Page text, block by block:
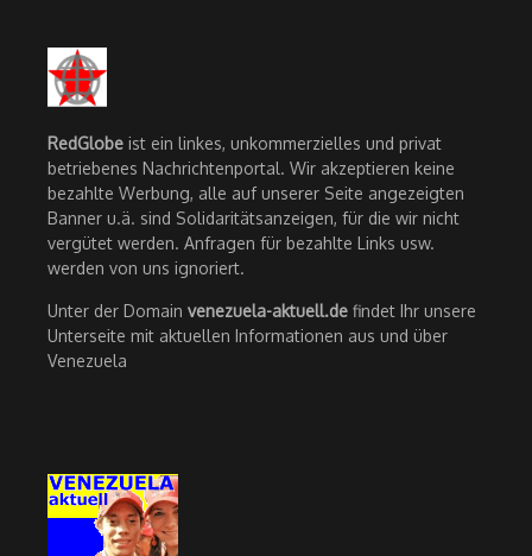
RedGlobe ist ein linkes, unkommerzielles und privat
betriebenes Nachrichtenportal. Wir akzeptieren keine
bezahlte Werbung, alle auf unserer Seite angezeigten
Banner u.ä. sind Solidaritätsanzeigen, für die wir nicht
vergütet werden. Anfragen für bezahlte Links usw.
werden von uns ignoriert.
Unter der Domain venezuela-aktuell.de findet Ihr unsere
Unterseite mit aktuellen Informationen aus und über
Venezuela